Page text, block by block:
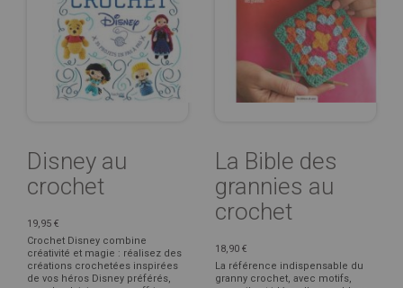
Disney au
crochet
19,95 €
Crochet Disney combine
créativité et magie : réalisez des
créations crochetées inspirées
de vos héros Disney préférés,
La Bible des
grannies au
crochet
18,90 €
La référence indispensable du
granny crochet, avec motifs,